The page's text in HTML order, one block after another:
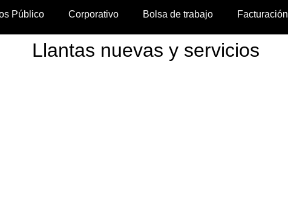
Público Corporativo Bolsa de trabajo Facturación
Llantas nuevas y servicios